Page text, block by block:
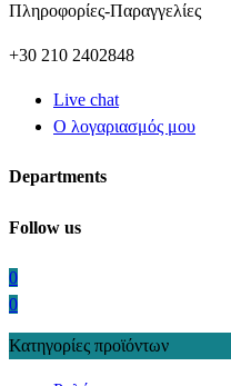
Πληροφορίες-Παραγγελίες
+30 210 2402848
Live chat
Ο λογαριασμός μου
Departments
Follow us
0
0
Κατηγορίες προϊόντων